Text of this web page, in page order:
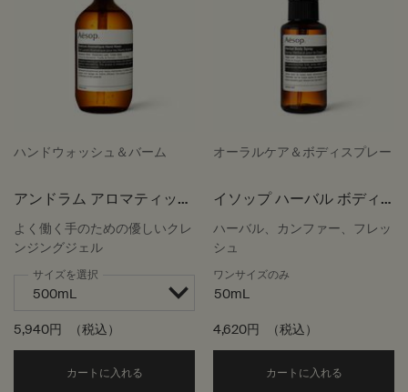
ハンドウォッシュ＆バーム
アンドラム アロマティック
ハンドウォッシュ
よく働く手のための優しいクレ
ンジングジェル
サイズを選択
5,940円 （税込）
カートに入れる Add the アンドラム アロマティック ハンド
オーラルケア＆ボディスプレー
イソップ ハーバル ボディ
スプレー
ハーバル、カンファー、フレッ
シュ
ワンサイズのみ
50mL
4,620円 （税込）
カートに入れる